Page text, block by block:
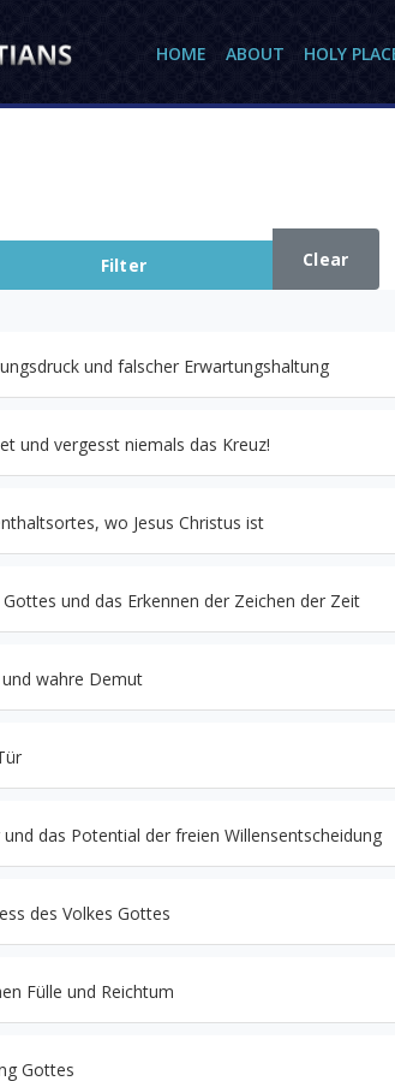
HOME ABOUT HOLY
Filter
Clear
und falscher Erwartungshaltung
und vergesst niemals das Kreuz!
wo Jesus Christus ist
und das Erkennen der Zeichen der Zeit
wahre Demut
das Potential der freien Willensentscheidung
des Volkes Gottes
Fülle und Reichtum
Gottes